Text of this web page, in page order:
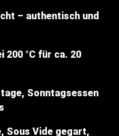
– authentisch und
200 °C für ca. 20
Sonntagsessen
Sous Vide gegart,